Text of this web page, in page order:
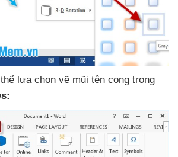
lựa chọn vẽ mũi tên cong trong